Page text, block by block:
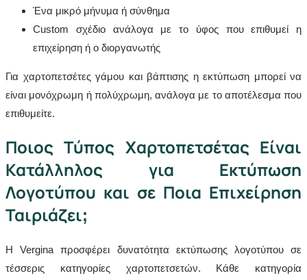
Ένα μικρό μήνυμα ή σύνθημα
Custom σχέδιο ανάλογα με το ύφος που επιθυμεί η
επιχείρηση ή ο διοργανωτής
Για χαρτοπετσέτες γάμου και βάπτισης η εκτύπωση μπορεί να
είναι μονόχρωμη ή πολύχρωμη, ανάλογα με το αποτέλεσμα που
επιθυμείτε.
Ποιος Τύπος Χαρτοπετσέτας Είναι
Κατάλληλος για Εκτύπωση
Λογοτύπου και σε Ποια Επιχείρηση
Ταιριάζει;
Η Vergina προσφέρει δυνατότητα εκτύπωσης λογοτύπου σε
τέσσερις κατηγορίες χαρτοπετσετών. Κάθε κατηγορία